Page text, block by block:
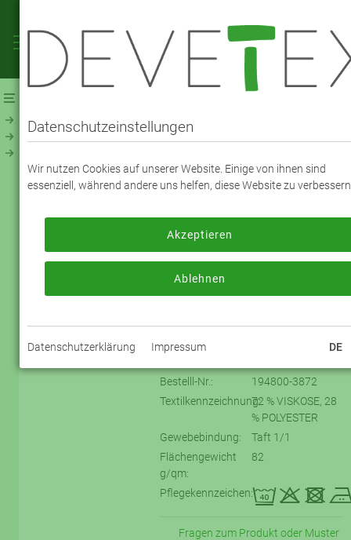
NevaViscon ® (194800)
Brombeere
Zum Bestellen melden Sie sich bitte an
oder registrieren sich bitte neu.
Bestelll-Nr.:
194800-3872
Textilkennzeichnung:72 % VISKOSE, 28
% POLYESTER
Gewebebindung:
Taft 1/1
Flächengewicht
g/qm:
82
Pflegekennzeichen:
Fragen zum Produkt oder Muster
Datenschutzeinstellungen
Wir nutzen Cookies auf unserer Website. Einige von ihnen sind
essenziell, während andere uns helfen, diese Website zu
Ablehnen
Akzeptieren
Datenschutzerklärung Impressum DE